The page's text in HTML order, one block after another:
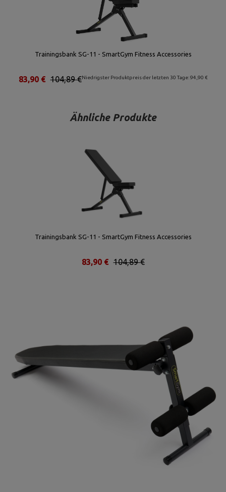
Trainingsbank SG-11 - SmartGym Fitness Accessories
Niedrigster Produktpreis der letzten 30 Tage: 94,90 €
104,89 €
83,90 €
Ähnliche Produkte
Trainingsbank SG-11 - SmartGym Fitness Accessories
104,89 €
83,90 €